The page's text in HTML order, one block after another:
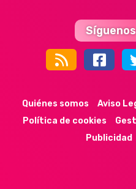
Quiénes somos Aviso
Política de cookies
Publicidad